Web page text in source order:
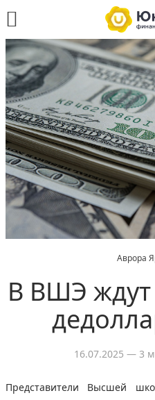
Аврора
В ВШЭ ждут
16.07.2025 — 3
Представители Высшей